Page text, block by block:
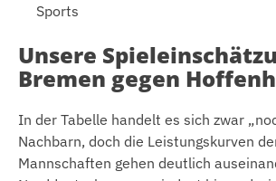
Sports
Unsere
Bremen gegen
In der Tabelle handelt es sich zwar
Nachbarn, doch die Leistungskurven
Mannschaften gehen deutlich